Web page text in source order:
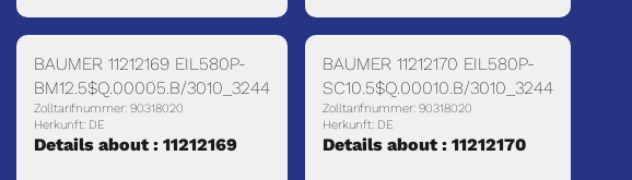
BAUMER 11212169 EIL580P-
BM12.5$Q.00005.B/3010_3244
Zolltarifnummer: 90318020
Herkunft: DE
Details about : 11212169
BAUMER 11212170 EIL580P-
SC10.5$Q.00010.B/3010_3244
Zolltarifnummer: 90318020
Herkunft: DE
Details about : 11212170